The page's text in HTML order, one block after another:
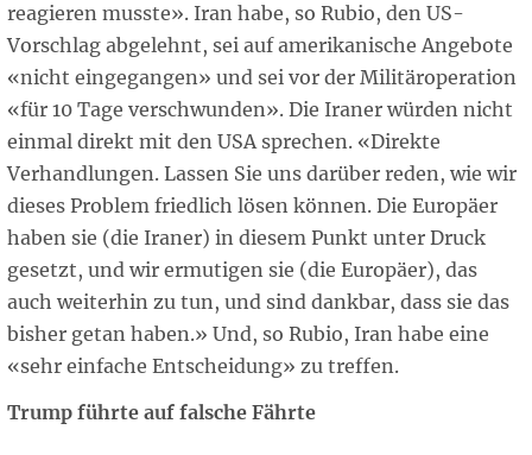
reagieren musste». Iran habe, so Rubio, den US-
Vorschlag abgelehnt, sei auf amerikanische Angebote
«nicht eingegangen» und sei vor der Militäroperation
«für 10 Tage verschwunden». Die Iraner würden nicht
einmal direkt mit den USA sprechen. «Direkte
Verhandlungen. Lassen Sie uns darüber reden, wie wir
dieses Problem friedlich lösen können. Die Europäer
haben sie (die Iraner) in diesem Punkt unter Druck
gesetzt, und wir ermutigen sie (die Europäer), das
auch weiterhin zu tun, und sind dankbar, dass sie das
bisher getan haben.» Und, so Rubio, Iran habe eine
«sehr einfache Entscheidung» zu treffen.
Trump führte auf falsche Fährte